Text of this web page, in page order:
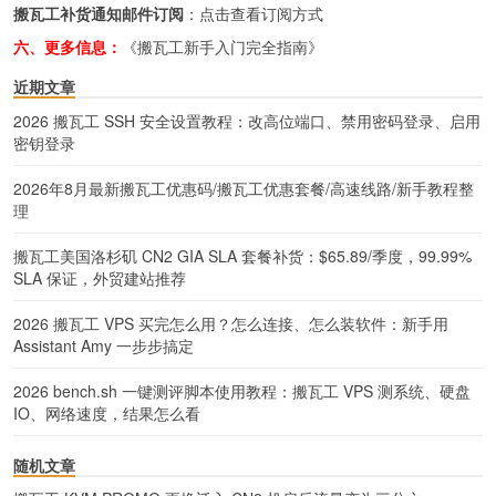
搬瓦工补货通知邮件订阅 ： 点击查看订阅方式
六、更多信息：
《搬瓦工新手入门完全指南》
近期文章
2026 搬瓦工 SSH 安全设置教程：改高位端口、禁用密码登录、启用
密钥登录
2026年8月最新搬瓦工优惠码/搬瓦工优惠套餐/高速线路/新手教程整
理
搬瓦工美国洛杉矶 CN2 GIA SLA 套餐补货：$65.89/季度，99.99%
SLA 保证，外贸建站推荐
2026 搬瓦工 VPS 买完怎么用？怎么连接、怎么装软件：新手用
Assistant Amy 一步步搞定
2026 bench.sh 一键测评脚本使用教程：搬瓦工 VPS 测系统、硬盘
IO、网络速度，结果怎么看
随机文章